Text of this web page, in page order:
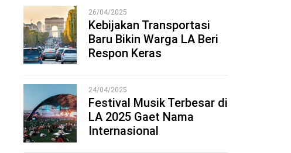
2
26/04/2025
Kebijakan Transportasi
Baru Bikin Warga LA Beri
Respon Keras
3
24/04/2025
Festival Musik Terbesar di
LA 2025 Gaet Nama
Internasional